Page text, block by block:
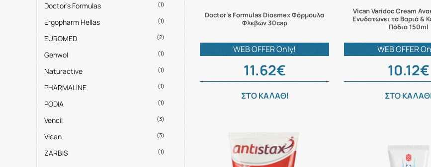
Doctor's Formulas (1)
Ergopharm Hellas (1)
EUROMED (2)
Gehwol (1)
Naturactive (1)
PHARMALINE (1)
PODIA (1)
Vencil (3)
Vican (3)
ZARBIS (1)
Doctor's Formulas Diosmex Φόρμουλα
Φλεβών 30cap
WEB OFFER Only!
11.62€
ΣΤΟ ΚΑΛΑΘΙ
Vican Varidoc Cream
Ενυδατώνει τα Βαριά &
Πόδια 150ml
WEB OFFER
10.12€
ΣΤΟ